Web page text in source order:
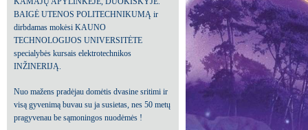
BAIGĖ UTENOS POLITECHNIKUMĄ ir
dirbdamas mokėsi KAUNO
TECHNOLOGIJOS UNIVERSITĖTE
specialybės kursais elektrotechnikos
INŽINERIJĄ.
Nuo mažens pradėjau domėtis dvasine sritimi ir
visą gyvenimą buvau su ja susietas, nes 50 metų
pragyvenau be sąmoningos nuodėmės !